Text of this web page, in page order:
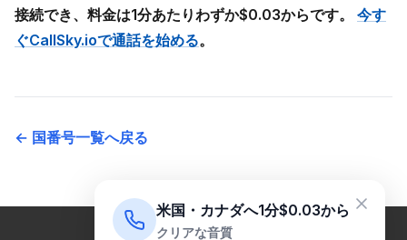
接続でき、料金は1分あたりわずか$0.03からです。 今す
ぐCallSky.ioで通話を始める。
← 国番号一覧へ戻る
米国・カナダへ1分$0.03から
クリアな音質